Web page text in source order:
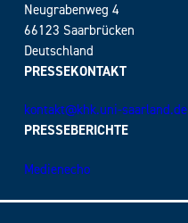
Neugrabenweg 4
66123 Saarbrücken
Deutschland
PRESSEKONTAKT
kontakt@khk.uni-saarland.de
PRESSEBERICHTE
Medienecho